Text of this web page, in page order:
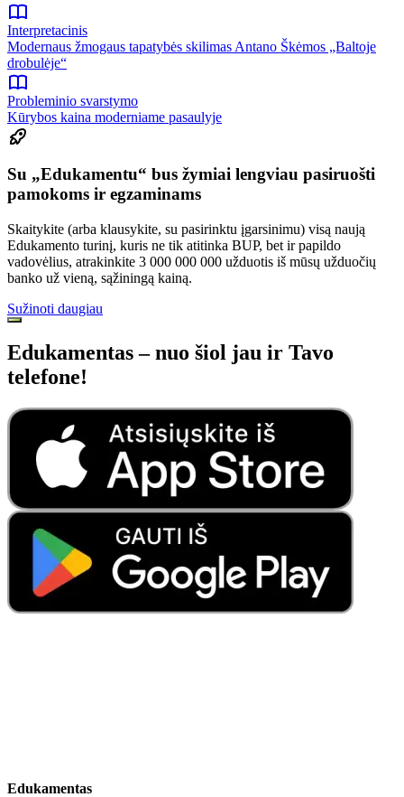
Interpretacinis
Modernaus žmogaus tapatybės skilimas Antano Škėmos „Baltoje
drobulėje“
Probleminio svarstymo
Kūrybos kaina moderniame pasaulyje
Su „Edukamentu“ bus žymiai lengviau pasiruošti
pamokoms ir egzaminams
Skaitykite (arba klausykite, su pasirinktu įgarsinimu) visą naują
Edukamento turinį, kuris ne tik atitinka BUP, bet ir papildo
vadovėlius, atrakinkite 3 000 000 000 užduotis iš mūsų užduočių
banko už vieną, sąžiningą kainą.
Sužinoti daugiau
Edukamentas – nuo šiol jau ir Tavo
telefone!
Edukamentas